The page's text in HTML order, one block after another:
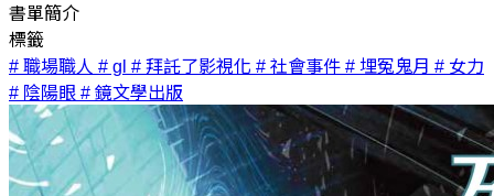
書單簡介
標籤
# 職場職人 # gl # 拜託了影視化 # 社會事件 # 埋冤鬼月 # 女力
# 陰陽眼 # 鏡文學出版